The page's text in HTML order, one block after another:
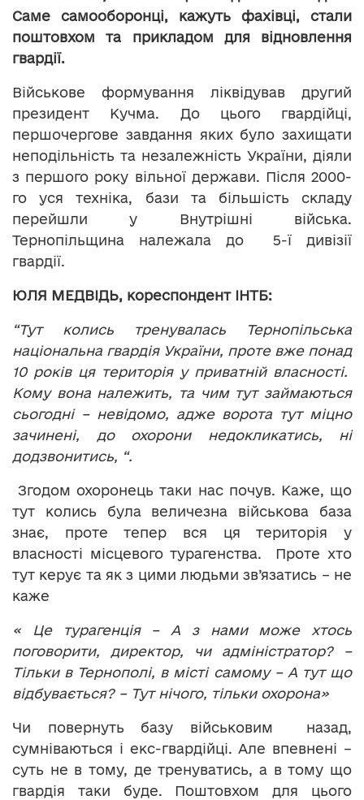
Саме самооборонці, кажуть фахівці, стали
поштовхом та прикладом для відновлення
гвардії.
Військове формування ліквідував другий
президент Кучма. До цього гвардійці,
першочергове завдання яких було захищати
неподільність та незалежність України, діяли
з першого року вільної держави. Після 2000-
го уся техніка, бази та більшість складу
перейшли у Внутрішні війська.
Тернопільщина належала до 5-ї дивізії
гвардії.
ЮЛЯ МЕДВІДЬ, кореспондент ІНТБ:
“Тут колись тренувалась Тернопільська
національна гвардія України, проте вже понад
10 років ця територія у приватній власності.
Кому вона належить, та чим тут займаються
сьогодні – невідомо, адже ворота тут міцно
зачинені, до охорони недокликатись, ні
додзвонитись, “.
Згодом охоронець таки нас почув. Каже, що
тут колись була величезна військова база
знає, проте тепер вся ця територія у
власності місцевого турагенства. Проте хто
тут керує та як з цими людьми зв’язатись – не
каже
« Це турагенція – А з нами може хтось
поговорити, директор, чи адміністратор? –
Тільки в Тернополі, в місті самому – А тут що
відбувається? – Тут нічого, тільки охорона»
Чи повернуть базу військовим назад,
сумніваються і екс-гвардійці. Але впевнені –
суть не в тому, де тренуватись, а в тому що
гвардія таки буде. Поштовхом для цього